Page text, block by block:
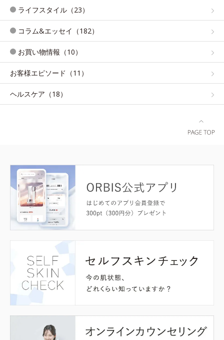
ライフスタイル（23）
コラム&エッセイ（182）
お買い物情報（10）
お客様エピソード（11）
ヘルスケア（18）